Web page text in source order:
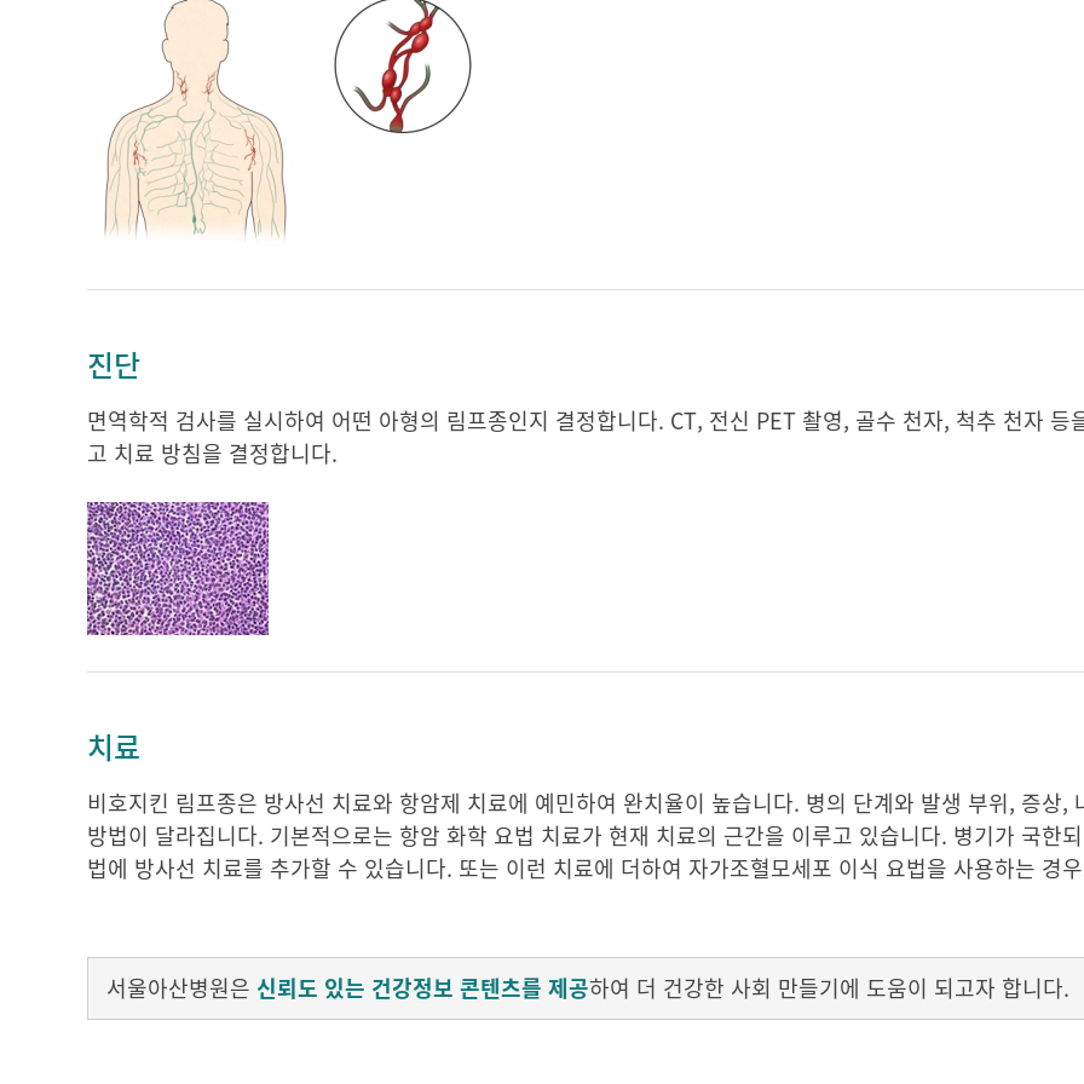
진단
면역학적 검사를 실시하여 어떤 아형의 림프종인지 결정합니다. CT, 전신 PET 촬영, 골수 천자, 척추 천자 등
고 치료 방침을 결정합니다.
치료
비호지킨 림프종은 방사선 치료와 항암제 치료에 예민하여 완치율이 높습니다. 병의 단계와 발생 부위, 증상,
방법이 달라집니다. 기본적으로는 항암 화학 요법 치료가 현재 치료의 근간을 이루고 있습니다. 병기가 국한
법에 방사선 치료를 추가할 수 있습니다. 또는 이런 치료에 더하여 자가조혈모세포 이식 요법을 사용하는 경
서울아산병원은 신뢰도 있는 건강정보 콘텐츠를 제공하여 더 건강한 사회 만들기에 도움이 되고자 합니다.